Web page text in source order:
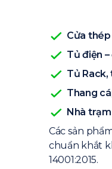
Cửa
Tủ điện
Tủ
Thang
Nhà
Các sản
chuẩn khắt
14001:2015.